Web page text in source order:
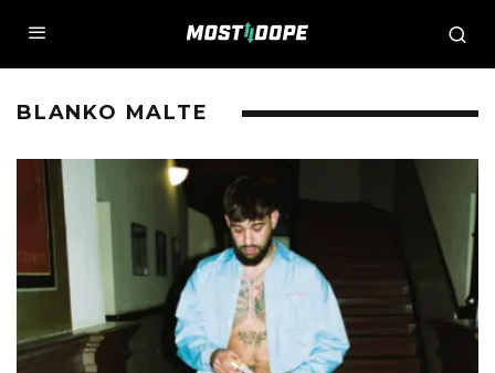
BLANKO MALTE